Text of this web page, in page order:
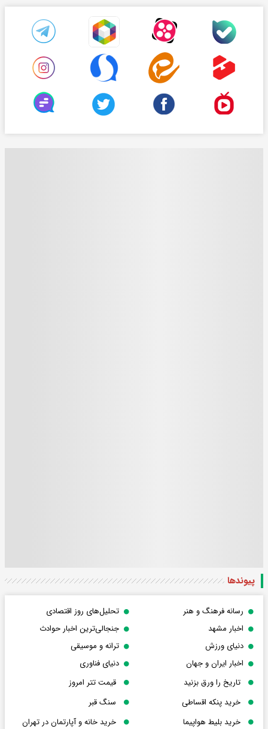
پیوندها
رسانه فرهنگ و هنر
تحلیل‌های روز اقتصادی
اخبار مشهد
جنجالی‌ترین اخبار حوادث
دنیای ورزش
ترانه و موسیقی
اخبار ایران و جهان
دنیای فناوری
تاریخ را ورق بزنید
قیمت تتر امروز
خرید پنکه اقساطی
سنگ قبر
خرید بلیط هواپیما
خرید خانه و آپارتمان در تهران